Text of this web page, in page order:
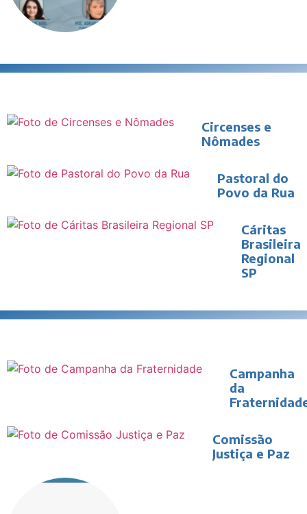
Circenses e
Nômades
Pastoral do
Povo da Rua
Cáritas
Brasileira
Regional
SP
Campanha
da
Comissão
Justiça e Paz